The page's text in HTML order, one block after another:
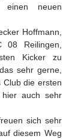
einen neuen
Hoffmann,
08 Reilingen,
Kicker zu
sehr gerne,
Club die ersten
hier auch sehr
sich sehr
diesem Weg